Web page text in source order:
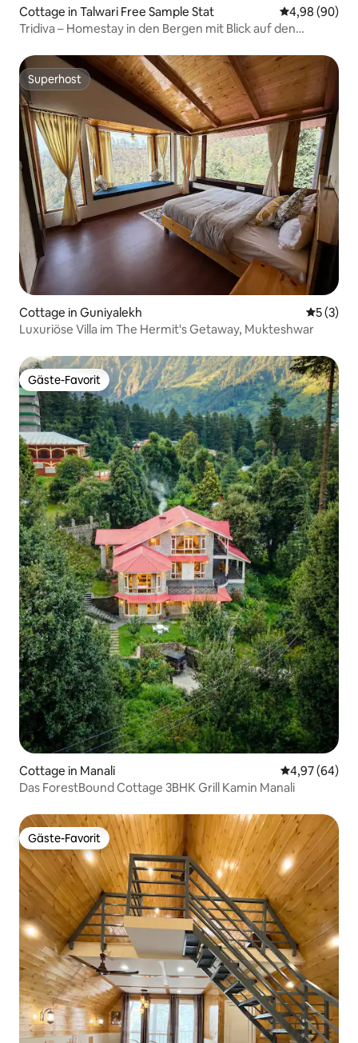
Cottage in Talwari Free Sample Stat
4,98 (90)
Tridiva – Homestay in den Bergen mit Blick auf den
Superhost
Superhost
Cottage in Guniyalekh
5 (3)
Luxuriöse Villa im The Hermit's Getaway, Mukteshwar
Gäste-Favorit
Gäste-Favorit
Cottage in Manali
4,97 (64)
Das ForestBound Cottage 3BHK Grill Kamin Manali
Gäste-Favorit
Gäste-Favorit